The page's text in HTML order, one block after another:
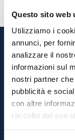
Questo sito web
Utilizziamo i
annunci, per
analizzare il
informazioni sul
nostri partner
pubblicità e
con altre
raccolto dal suo
Sempre con te